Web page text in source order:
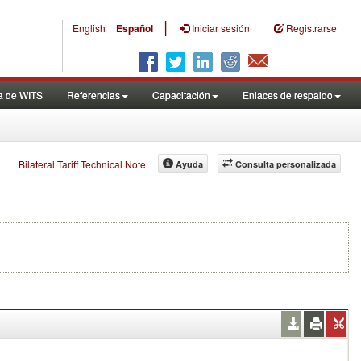
English Español | Iniciar sesión Registrarse
de WITS Referencias Capacitación Enlaces de respaldo
Bilateral Tariff Technical Note Consulta personalizada
Ayuda